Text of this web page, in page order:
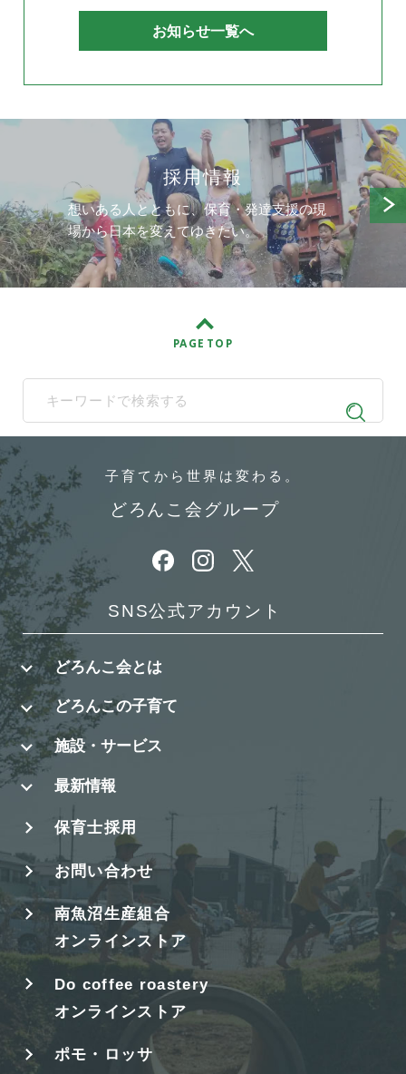
お知らせ一覧へ
採用情報
想いある人とともに、保育・発達支援の現
場から日本を変えてゆきたい。
PAGE TOP
When autocomplete results are available use up and down
子育てから 世界は変わる。
どろんこ会グループ
別ウィンドウで開きます
別ウィンドウで開きます
別ウィンドウで開きます
SNS公式アカウント
どろんこ会とは
どろんこの子育て
施設・サービス
最新情報
保育士採用
お問い合わせ
南魚沼生産組合
オンラインストア
Do coffee roastery
オンラインストア
ポモ・ロッサ